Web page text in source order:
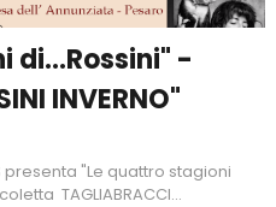
di...Rossini" -
INVERNO"
presenta "Le quattro stagioni
TAGLIABRACCI...